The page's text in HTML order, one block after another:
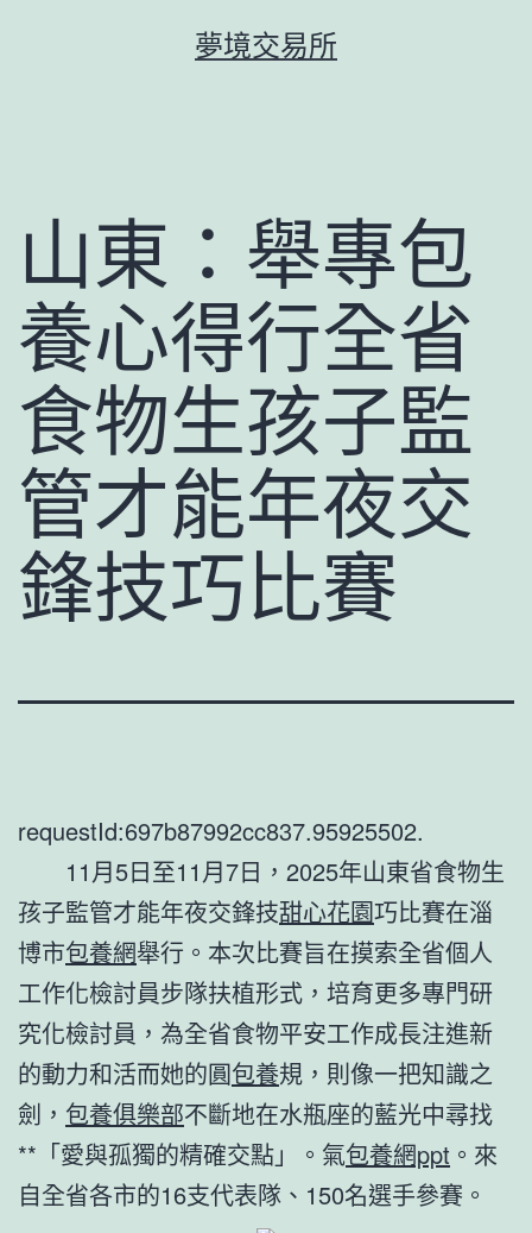
夢境交易所
山東：舉專包
養心得行全省
食物生孩子監
管才能年夜交
鋒技巧比賽
requestId:697b87992cc837.95925502.
11月5日至11月7日，2025年山東省食物生
孩子監管才能年夜交鋒技甜心花園巧比賽在淄
博市包養網舉行。本次比賽旨在摸索全省個人
工作化檢討員步隊扶植形式，培育更多專門研
究化檢討員，為全省食物平安工作成長注進新
的動力和活而她的圓包養規，則像一把知識之
劍， 包養俱樂部不斷地在水瓶座的藍光中尋找
**「愛與孤獨的精確交點」。氣包養網ppt 。來
自全省各市的16支代表隊、150名選手參賽。